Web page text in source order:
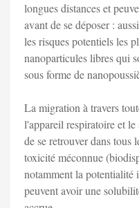
longues distances et
avant de se déposer :
les risques potentiels les
nanoparticules libres qui
sous forme de
La migration à travers
l'appareil respiratoire et
de se retrouver dans tous
toxicité méconnue
notamment la potentialité
peuvent avoir une